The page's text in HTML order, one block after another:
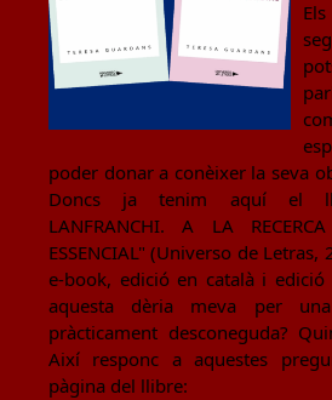
poder donar a conèixer la seva
Doncs ja tenim aquí el
LANFRANCHI. A LA
ESSENCIAL" (Universo de
e-book, edició en català i edició
aquesta dèria meva per
pràcticament desconeguda?
Així responc a aquestes
pàgina del llibre: